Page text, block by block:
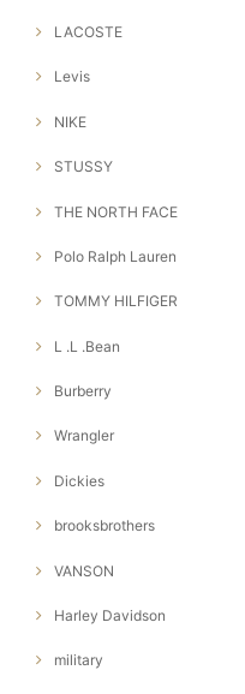
LACOSTE
Levis
NIKE
STUSSY
THE NORTH FACE
Polo Ralph Lauren
TOMMY HILFIGER
L .L .Bean
Burberry
Wrangler
Dickies
brooksbrothers
VANSON
Harley Davidson
military